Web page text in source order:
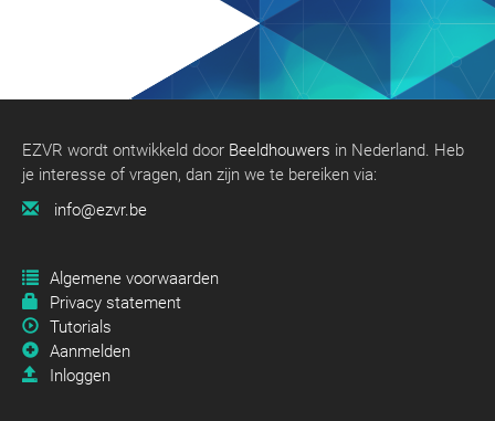
EZVR wordt ontwikkeld door Beeldhouwers in Nederland. Heb
je interesse of vragen, dan zijn we te bereiken via:
info@ezvr.be
Algemene voorwaarden
Privacy statement
Tutorials
Aanmelden
Inloggen